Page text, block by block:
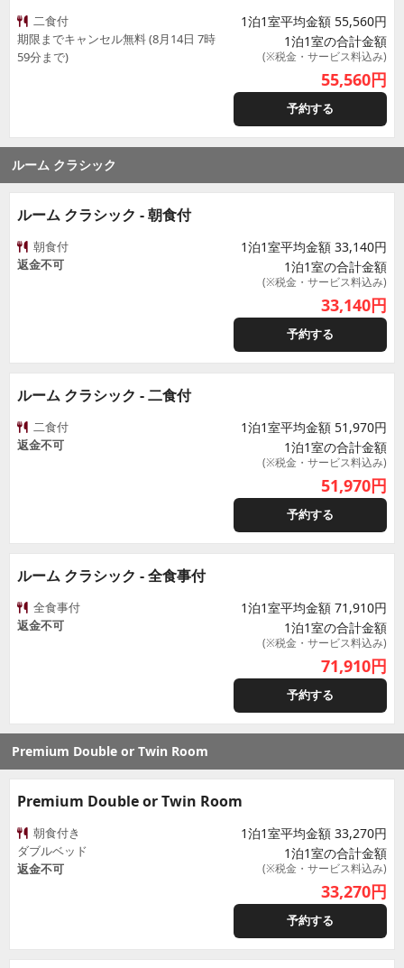
二食付
期限までキャンセル無料 (8月14日 7時
59分まで)
1泊1室平均金額 55,560円
1泊1室の合計金額
(※税金・サービス料込み)
55,560円
予約する
ルーム クラシック
ルーム クラシック - 朝食付
朝食付
返金不可
1泊1室平均金額 33,140円
1泊1室の合計金額
(※税金・サービス料込み)
33,140円
予約する
ルーム クラシック - 二食付
二食付
返金不可
1泊1室平均金額 51,970円
1泊1室の合計金額
(※税金・サービス料込み)
51,970円
予約する
ルーム クラシック - 全食事付
全食事付
返金不可
1泊1室平均金額 71,910円
1泊1室の合計金額
(※税金・サービス料込み)
71,910円
予約する
Premium Double or Twin Room
Premium Double or Twin Room
朝食付き
ダブルベッド
返金不可
1泊1室平均金額 33,270円
1泊1室の合計金額
(※税金・サービス料込み)
33,270円
予約する